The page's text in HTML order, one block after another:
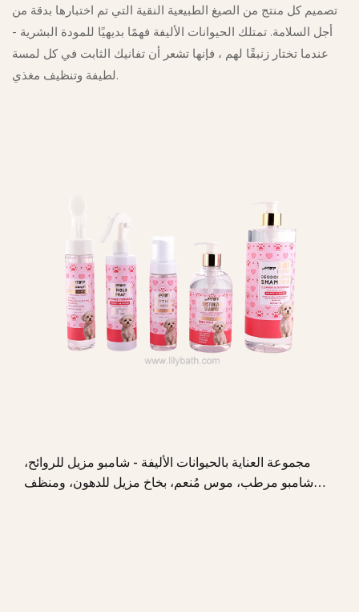
تصميم كل منتج من الصيغ الطبيعية النقية التي تم اختبارها بدقة من
أجل السلامة. تمتلك الحيوانات الأليفة فهمًا بديهيًا للمودة البشرية -
عندما تختار زنبقًا لهم ، فإنها تشعر أن تفانيك الثابت في كل لمسة
لطيفة وتنظيف مغذي.
مجموعة العناية بالحيوانات الأليفة - شامبو مزيل للروائح،
شامبو مرطب، موس مُنعم، بخاخ مزيل للدهون، ومنظف